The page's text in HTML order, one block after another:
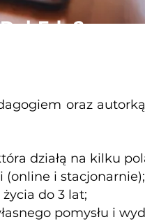
oraz
działą na kilku
(online i stacjonarnie);
do 3 lat;
pomysłu i